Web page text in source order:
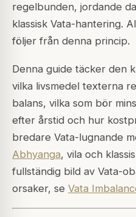
regelbunden, jordande
klassisk Vata-hantering.
följer från denna princip.
Denna guide täcker den
vilka livsmedel texterna
balans, vilka som bör
efter årstid och hur
bredare Vata-lugnande
Abhyanga, vila och
fullständig bild av Vata-
orsaker, se Vata